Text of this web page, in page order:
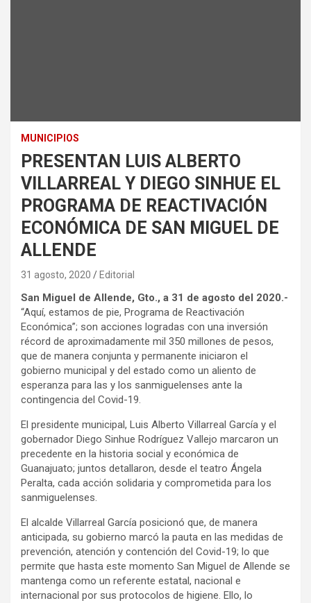
MUNICIPIOS
PRESENTAN LUIS ALBERTO
VILLARREAL Y DIEGO SINHUE EL
PROGRAMA DE REACTIVACIÓN
ECONÓMICA DE SAN MIGUEL DE
ALLENDE
31 agosto, 2020 Editorial
San Miguel de Allende, Gto., a 31 de agosto del 2020.-
“Aquí, estamos de pie, Programa de Reactivación
Económica”; son acciones logradas con una inversión
récord de aproximadamente mil 350 millones de pesos,
que de manera conjunta y permanente iniciaron el
gobierno municipal y del estado como un aliento de
esperanza para las y los sanmiguelenses ante la
contingencia del Covid-19.
El presidente municipal, Luis Alberto Villarreal García y el
gobernador Diego Sinhue Rodríguez Vallejo marcaron un
precedente en la historia social y económica de
Guanajuato; juntos detallaron, desde el teatro Ángela
Peralta, cada acción solidaria y comprometida para los
sanmiguelenses.
El alcalde Villarreal García posicionó que, de manera
anticipada, su gobierno marcó la pauta en las medidas de
prevención, atención y contención del Covid-19; lo que
permite que hasta este momento San Miguel de Allende se
mantenga como un referente estatal, nacional e
internacional por sus protocolos de higiene. Ello, lo